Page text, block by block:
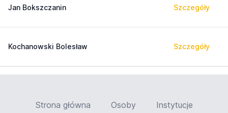
Jan Bokszczanin Szczegóły
Kochanowski Bolesław Szczegóły
Strona główna Osoby Instytucje